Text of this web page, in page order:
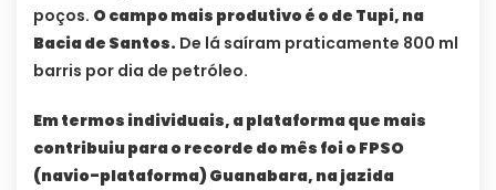
poços. O campo mais produtivo é o de Tupi, na
Bacia de Santos. De lá saíram praticamente 800 ml
barris por dia de petróleo.
Em termos individuais, a plataforma que mais
contribuiu para o recorde do mês foi o FPSO
(navio-plataforma) Guanabara, na jazida